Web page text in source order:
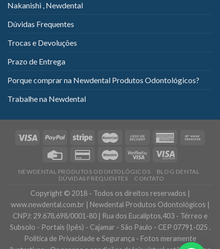
Nakanishi , Newdental
Dúvidas Frequentes
Trocas e Devoluções
Prazo de Entrega
Porque comprar na Newdental Produtos Odontológicos?
Trabalhe na Newdental
NEWDENTAL PRODUTOS ODONTOLÓGICOS
BLOG DENTAL
DÚVIDAS FREQUENTES
CONTATO
Copyright © 2018 - Todos os direitos reservados |
www.newdental.com.br | Newdental Produtos Odontológicos |
CNPJ: 29.678.698/0001-80 | Rua dos Eucaliptos,403 - Térreo e
Subsolo - Portais (Ipês) - Cajamar - São Paulo - CEP 07791-025 .
Política de Privacidade e Segurança - Fotos meramente